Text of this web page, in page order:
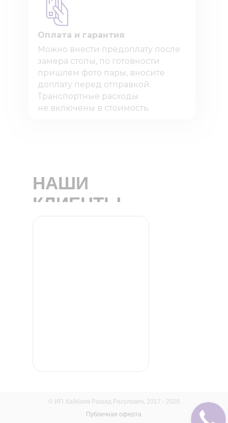
Оплата и гарантия
Можно внести предоплату после
замера стопы, по готовности
пришлем фото пары, вносите
доплату перед отправкой.
Транспортные расходы
не включены в стоимость.
НАШИ
КЛИЕНТЫ
Публичная оферта
© ИП Хайбаев Рашид Расулович, 2017 - 2026